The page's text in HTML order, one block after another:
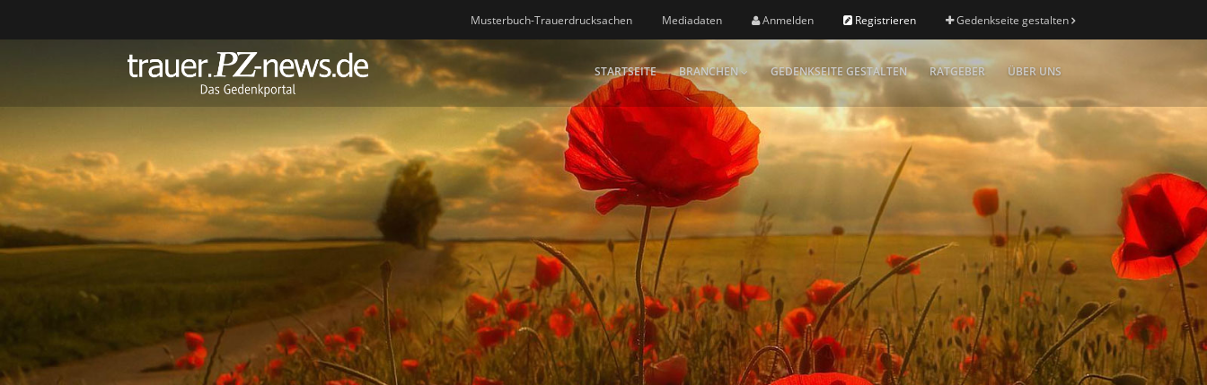
Musterbuch-Trauerdrucksachen Mediadaten Anmelden Registrieren Gedenkseite gestalten
STARTSEITE BRANCHEN GEDENKSEITE GESTALTEN RATGEBER ÜBER UNS